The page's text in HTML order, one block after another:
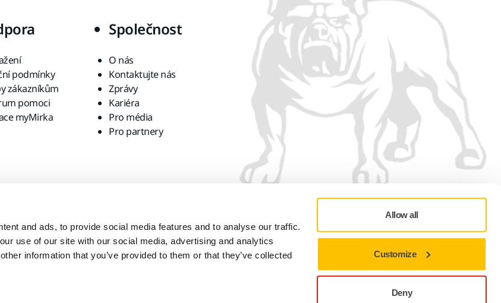
and ads, to provide social media features and to analyse our traffic.
use of our site with our social media, advertising and analytics
information that you’ve provided to them or that they’ve collected
Allow all
Customize
Deny
podmínky
zákazníkům
pomoci
myMirka
Společnost
O nás
Kontaktujte nás
Zprávy
Kariéra
Pro média
Pro partnery